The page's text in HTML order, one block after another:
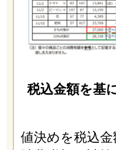
税込金額を基
値決めを税込